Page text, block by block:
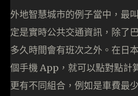
外地智慧城市的例子當中，最
定是實時公共交通資訊，除了
多久時間會有班次之外。在日
個手機 App，就可以點對點計
更有不同組合，例如是車費最